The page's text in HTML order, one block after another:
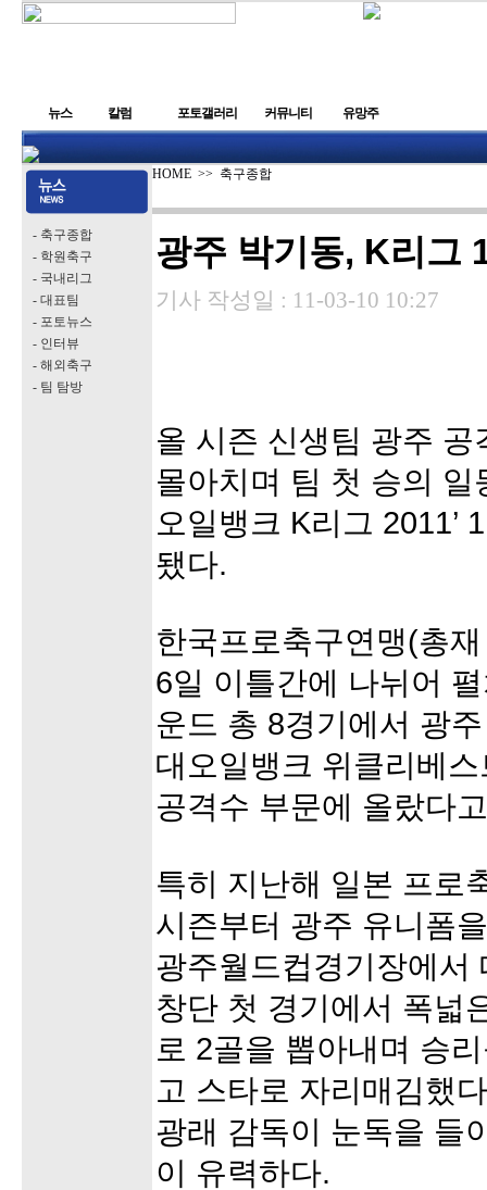
뉴스 칼럼 포토갤러리 커뮤니티 유망주
- 축구종합
- 학원축구
- 국내리그
- 대표팀
- 포토뉴스
- 인터뷰
- 해외축구
- 팀 탐방
HOME >> 축구종합
광주 박기동, K리그
기사 작성일 : 11-03-10 10:27
올 시즌 신생팀 광주
몰아치며 팀 첫 승의 일
오일뱅크 K리그 2011’
됐다.
한국프로축구연맹(총
6일 이틀간에 나뉘어
운드 총 8경기에서 광
대오일뱅크 위클리베스
공격수 부문에 올랐다
특히 지난해 일본 프로
시즌부터 광주 유니폼
광주월드컵경기장에서
창단 첫 경기에서 폭넓
로 2골을 뽑아내며 승
고 스타로 자리매김했
광래 감독이 눈독을 들
이 유력하다.